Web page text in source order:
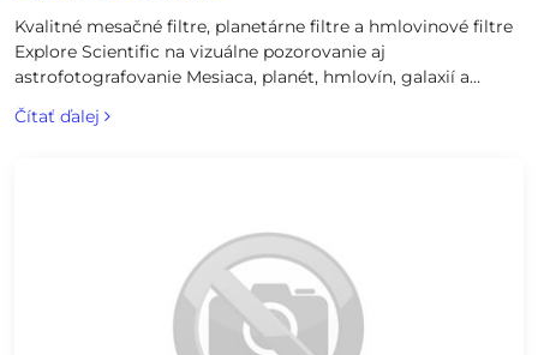
Kvalitné mesačné filtre, planetárne filtre a hmlovinové filtre
Explore Scientific na vizuálne pozorovanie aj
astrofotografovanie Mesiaca, planét, hmlovín, galaxií a
amatéra.
Čítať ďalej